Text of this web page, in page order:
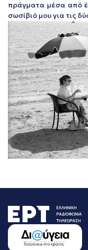
πράγματα μέσα από
σωσίβιό μου για τις